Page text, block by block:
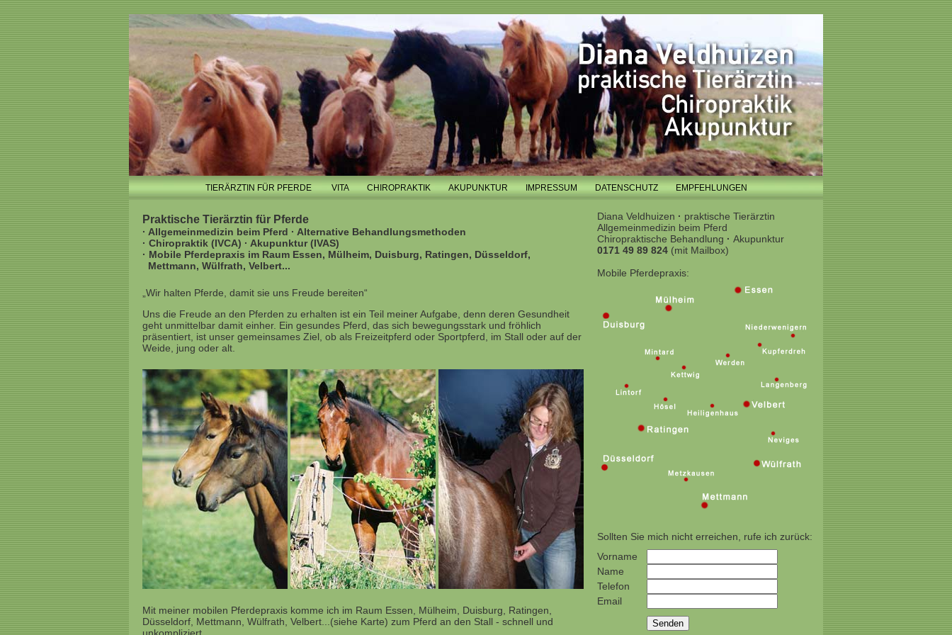
TIERÄRZTIN FÜR PFERDE VITA CHIROPRAKTIK AKUPUNKTUR IMPRESSUM DATENSCHUTZ EMPFEHLUNGEN
Praktische Tierärztin für Pferde
· Allgemeinmedizin beim Pferd · Alternative Behandlungsmethoden
· Chiropraktik (IVCA) · Akupunktur (IVAS)
· Mobile Pferdepraxis im Raum Essen, Mülheim, Duisburg, Ratingen, Düsseldorf,
Mettmann, Wülfrath, Velbert...
„Wir halten Pferde, damit sie uns Freude bereiten“
Uns die Freude an den Pferden zu erhalten ist ein Teil meiner Aufgabe, denn deren Gesundheit
geht unmittelbar damit einher. Ein gesundes Pferd, das sich bewegungsstark und fröhlich
präsentiert, ist unser gemeinsames Ziel, ob als Freizeitpferd oder Sportpferd, im Stall oder auf der
Weide, jung oder alt.
Mit meiner mobilen Pferdepraxis komme ich im Raum Essen, Mülheim, Duisburg, Ratingen,
Düsseldorf, Mettmann, Wülfrath, Velbert...(siehe Karte) zum Pferd an den Stall - schnell und
Diana Veldhuizen · praktische Tierärztin
Allgemeinmedizin beim Pferd
Chiropraktische Behandlung · Akupunktur
0171 49 89 824 (mit Mailbox)
Mobile Pferdepraxis:
Sollten Sie mich nicht erreichen, rufe ich zurück:
Vorname
Name
Telefon
Email